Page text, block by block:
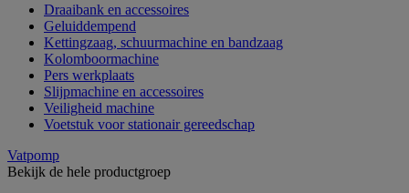
Draaibank en accessoires
Geluiddempend
Kettingzaag, schuurmachine en bandzaag
Kolomboormachine
Pers werkplaats
Slijpmachine en accessoires
Veiligheid machine
Voetstuk voor stationair gereedschap
Vatpomp
Bekijk de hele productgroep